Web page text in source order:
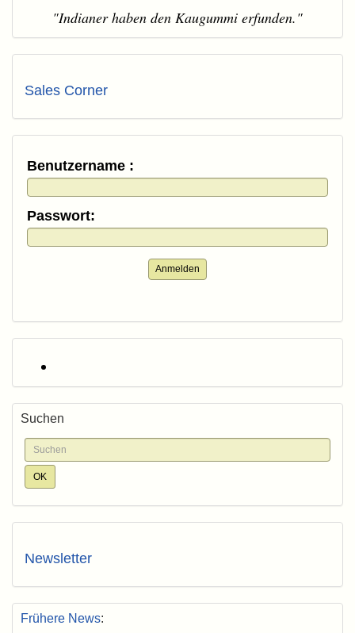
"Indianer haben den Kaugummi erfunden."
Sales Corner
Benutzername :
Passwort:
Anmelden
Suchen
Newsletter
Frühere News: